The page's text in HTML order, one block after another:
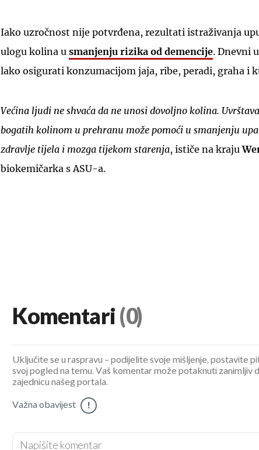
Iako uzročnost nije potvrđena, rezultati istraživanja
ulogu kolina u smanjenju rizika od demencije. Dnevni
lako osigurati konzumacijom jaja, ribe, peradi, graha i
Većina ljudi ne shvaća da ne unosi dovoljno kolina.
bogatih kolinom u prehranu može pomoći u smanjenju
zdravlje tijela i mozga tijekom starenja, ističe na kraju
biokemičarka s ASU-a.
Komentari (0)
Uključite se u raspravu – podijelite svoje mišljenje, postavite
svoj pogled na temu. Vaš komentar može potaknuti zanimljiv
zajednicu našeg portala.
Važna obavijest !